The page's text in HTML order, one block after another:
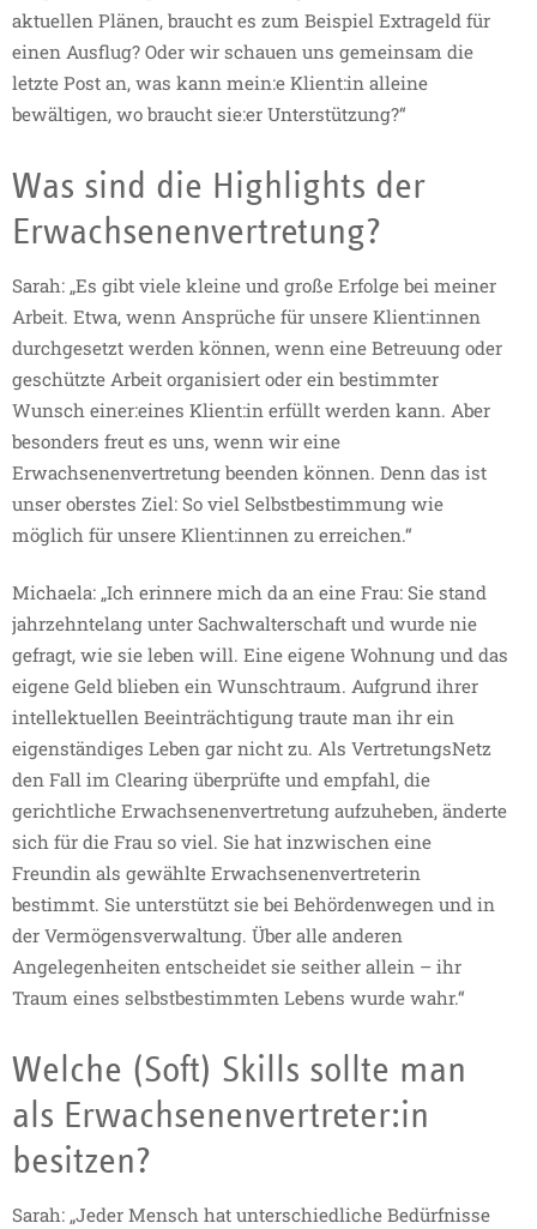
aktuellen Plänen, braucht es zum Beispiel Extrageld für
einen Ausflug? Oder wir schauen uns gemeinsam die
letzte Post an, was kann mein:e Klient:in alleine
bewältigen, wo braucht sie:er Unterstützung?“
Was sind die Highlights der
Erwachsenenvertretung?
Sarah: „Es gibt viele kleine und große Erfolge bei meiner
Arbeit. Etwa, wenn Ansprüche für unsere Klient:innen
durchgesetzt werden können, wenn eine Betreuung oder
geschützte Arbeit organisiert oder ein bestimmter
Wunsch einer:eines Klient:in erfüllt werden kann. Aber
besonders freut es uns, wenn wir eine
Erwachsenenvertretung beenden können. Denn das ist
unser oberstes Ziel: So viel Selbstbestimmung wie
möglich für unsere Klient:innen zu erreichen.“
Michaela: „Ich erinnere mich da an eine Frau: Sie stand
jahrzehntelang unter Sachwalterschaft und wurde nie
gefragt, wie sie leben will. Eine eigene Wohnung und das
eigene Geld blieben ein Wunschtraum. Aufgrund ihrer
intellektuellen Beeinträchtigung traute man ihr ein
eigenständiges Leben gar nicht zu. Als VertretungsNetz
den Fall im Clearing überprüfte und empfahl, die
gerichtliche Erwachsenenvertretung aufzuheben, änderte
sich für die Frau so viel. Sie hat inzwischen eine
Freundin als gewählte Erwachsenenvertreterin
bestimmt. Sie unterstützt sie bei Behördenwegen und in
der Vermögensverwaltung. Über alle anderen
Angelegenheiten entscheidet sie seither allein – ihr
Traum eines selbstbestimmten Lebens wurde wahr.“
Welche (Soft) Skills sollte man
als Erwachsenenvertreter:in
besitzen?
Sarah: „Jeder Mensch hat unterschiedliche Bedürfnisse